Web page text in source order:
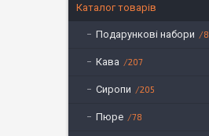
Каталог товарів
Подарункові набори 8
Кава 207
Сиропи 205
Пюре 78